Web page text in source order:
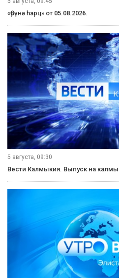
5 августа, 11:30
Вести Калмыкия. Дневной выпуск